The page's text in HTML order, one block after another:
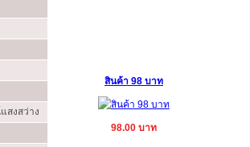
สงสว่าง
สินค้า 98 บาท
98.00 บาท